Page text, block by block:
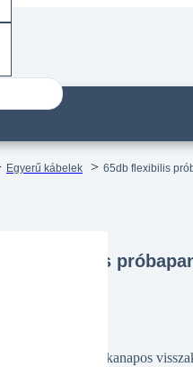
Egyerű kábelek 65db flexibilis
65db flexibilis
14 munkanapos